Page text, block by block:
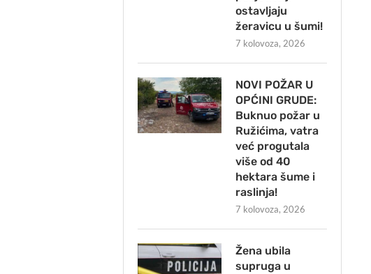
ostavljaju
žeravicu u šumi!
7 kolovoza, 2026
NOVI POŽAR U
OPĆINI GRUDE:
Buknuo požar u
Ružićima, vatra
već progutala
više od 40
hektara šume i
raslinja!
7 kolovoza, 2026
Žena ubila
supruga u